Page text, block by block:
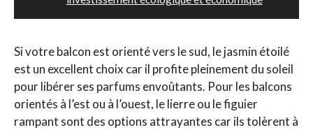
Si votre balcon est orienté vers le sud, le jasmin étoilé
est un excellent choix car il profite pleinement du soleil
pour libérer ses parfums envoûtants. Pour les balcons
orientés à l’est ou à l’ouest, le lierre ou le figuier
rampant sont des options attrayantes car ils tolèrent à